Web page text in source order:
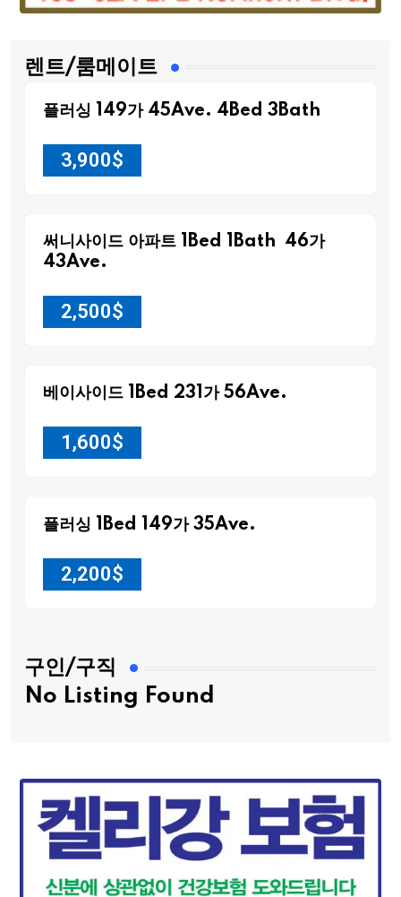
렌트/룸메이트
플러싱 149가 45Ave. 4Bed 3Bath
3,900$
써니사이드 아파트 1Bed 1Bath 46가
43Ave.
2,500$
베이사이드 1Bed 231가 56Ave.
1,600$
플러싱 1Bed 149가 35Ave.
2,200$
구인/구직
No Listing Found